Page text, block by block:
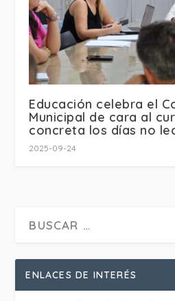
Educación celebra el
Municipal de cara al
concreta los días no
2025-09-24
ENLACES DE INTERÉS